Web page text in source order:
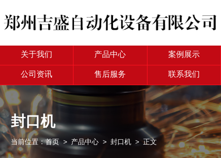
关于我们 产品中心 案例展示
公司资讯 售后服务 联系我们
封口机
当前位置：首页> 产品中心 >封口机 > 正文